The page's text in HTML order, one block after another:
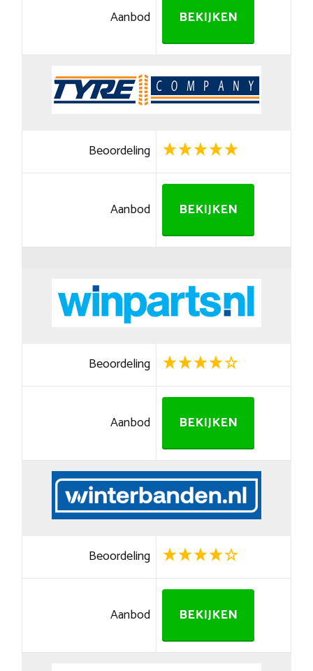
Aanbod BEKIJKEN
Beoordeling
Aanbod BEKIJKEN
Beoordeling
Aanbod BEKIJKEN
Beoordeling
Aanbod BEKIJKEN